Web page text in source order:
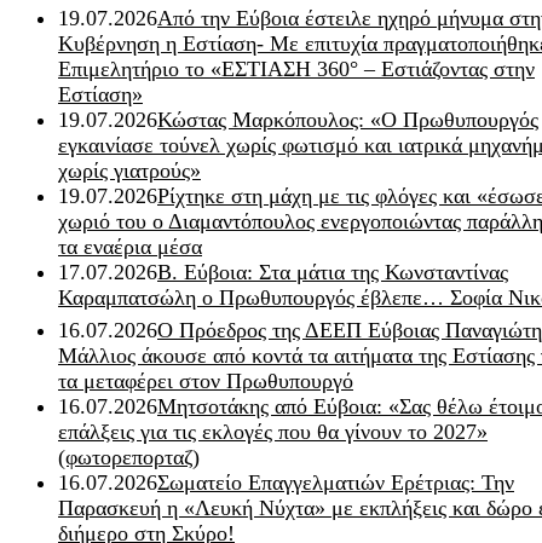
19.07.2026Από την Εύβοια έστειλε ηχηρό μήνυμα
Κυβέρνηση η Εστίαση- Με επιτυχία
Επιμελητήριο το «ΕΣΤΙΑΣΗ 360° – Εστιάζοντας στην
Εστίαση»
19.07.2026Κώστας Μαρκόπουλος: «Ο Πρωθυπουργός
εγκαινίασε τούνελ χωρίς φωτισμό και ιατρικά
χωρίς γιατρούς»
19.07.2026Ρίχτηκε στη μάχη με τις φλόγες και
χωριό του ο Διαμαντόπουλος ενεργοποιώντας
τα εναέρια μέσα
17.07.2026Β. Εύβοια: Στα μάτια της Κωνσταντίνας
Καραμπατσώλη ο Πρωθυπουργός έβλεπε… Σοφία
16.07.2026Ο Πρόεδρος της ΔΕΕΠ Εύβοιας
Μάλλιος άκουσε από κοντά τα αιτήματα της Εστίασης
τα μεταφέρει στον Πρωθυπουργό
16.07.2026Μητσοτάκης από Εύβοια: «Σας θέλω
επάλξεις για τις εκλογές που θα γίνουν το 2027»
(φωτορεπορταζ)
16.07.2026Σωματείο Επαγγελματιών Ερέτριας: Την
Παρασκευή η «Λευκή Νύχτα» με εκπλήξεις και δώρο
διήμερο στη Σκύρο!